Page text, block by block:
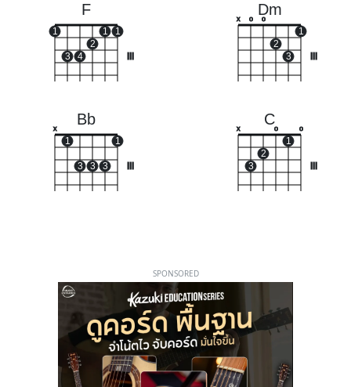
F
1
3 4
2
1 1
Dm
x o o
2
3
1
Bb
x
1
3 3 3
1
C
x
3
2
o
1
o
SPONSORED